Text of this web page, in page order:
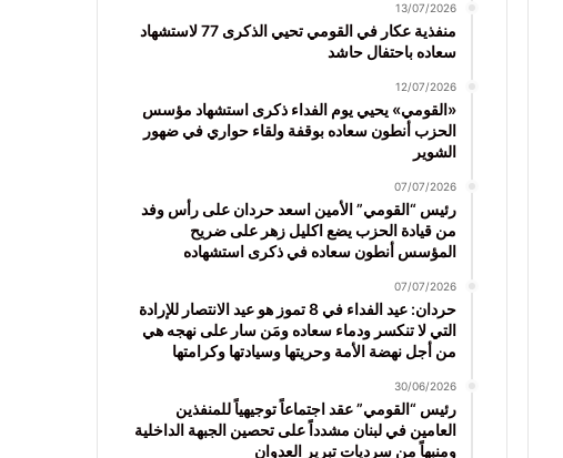
13/07/2026
منفذية عكار في القومي تحيي الذكرى 77 لاستشهاد
سعاده باحتفال حاشد
12/07/2026
«القومي» يحيي يوم الفداء ذكرى استشهاد مؤسس
الحزب أنطون سعاده بوقفة ولقاء حواري في ضهور
الشوير
07/07/2026
رئيس “القومي” الأمين اسعد حردان على رأس وفد
من قيادة الحزب يضع اكليل زهر على ضريح
المؤسس أنطون سعاده في ذكرى استشهاده
07/07/2026
حردان: عيد الفداء في 8 تموز هو عيد الانتصار للإرادة
التي لا تنكسر ودماء سعاده ومَن سار على نهجه هي
من أجل نهضة الأمة وحريتها وسيادتها وكرامتها
30/06/2026
رئيس “القومي” عقد اجتماعاً توجيهياً للمنفذين
العامين في لبنان مشدداً على تحصين الجبهة الداخلية
ومنبهاً من سرديات تبرير العدوان